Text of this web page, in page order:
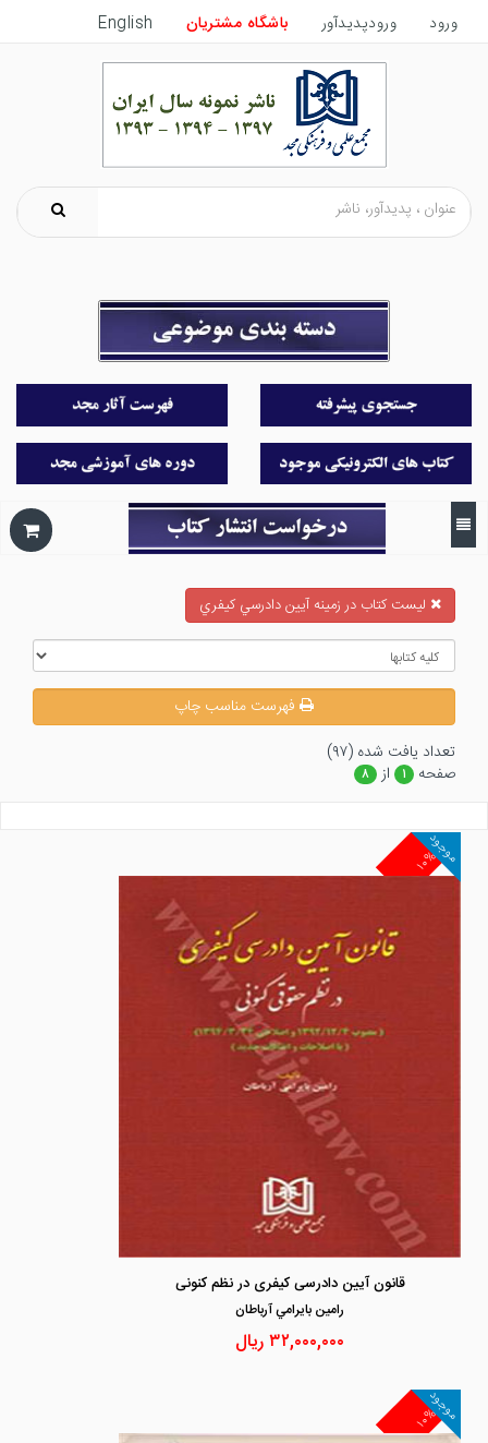
ورود ورودپدیدآور باشگاه مشتریان English
ليست كتاب در زمينه آيين دادرسي كيفري
فهرست مناسب چاپ
تعداد يافت شده (۹۷)
صفحه
۱ از ۸
۱۰%
موجود
قانون آیین دادرسی کیفری در نظم کنونی
رامين بايرامي آرباطان
۳۲,۰۰۰,۰۰۰ریال
۱۰%
موجود